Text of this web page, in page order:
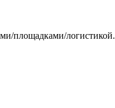
площадками/логистикой.